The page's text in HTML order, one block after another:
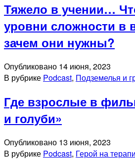
Тяжело в учении…
уровни сложности в
зачем они нужны?
Опубликовано 14 июня, 2023
В рубрике Podcast, Подземелья и
Где взрослые в
и голуби»
Опубликовано 13 июня, 2023
В рубрике Podcast, Герой на